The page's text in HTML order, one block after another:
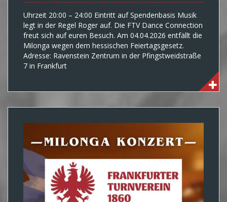
Uhrzeit 20:00 – 24:00 Eintritt auf Spendenbasis Musik
legt in der Regel Roger auf. Die FTV Dance Connection
freut sich auf euren Besuch. Am 04.04.2026 entfällt die
Milonga wegen dem hessischen Feiertagsgesetz.
Adresse: Ravenstein Zentrum in der Pfingstweidstraße
7 in Frankfurt